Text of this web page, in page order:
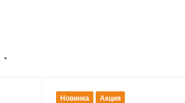
Новинка Акция